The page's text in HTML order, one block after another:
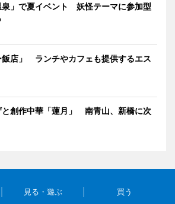
泉」で夏イベント 妖怪テーマに参加型
飯店」 ランチやカフェも提供するエス
と創作中華「蓮月」 南青山、新橋に次
見る・遊ぶ 買う